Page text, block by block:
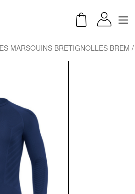
ES MARSOUINS BRETIGNOLLES BREM